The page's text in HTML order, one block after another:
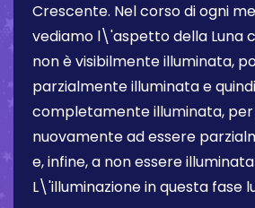
Crescente. Nel corso di ogni
vediamo l\'aspetto della Luna
non è visibilmente illuminata,
parzialmente illuminata e quindi
completamente illuminata,
nuovamente ad essere
e, infine, a non essere
L\'illuminazione in questa fase